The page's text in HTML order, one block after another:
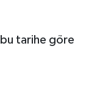
bu tarihe göre